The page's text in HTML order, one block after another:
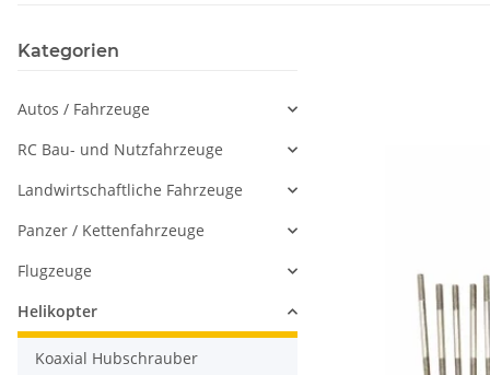
Kategorien
Autos / Fahrzeuge
RC Bau- und Nutzfahrzeuge
Landwirtschaftliche Fahrzeuge
Panzer / Kettenfahrzeuge
Flugzeuge
Helikopter
Koaxial Hubschrauber